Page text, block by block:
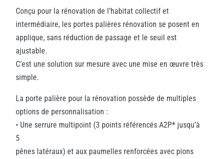
Conçu pour la rénovation de l’habitat collectif et
intermédiaire, les portes palières rénovation se posent en
applique, sans réduction de passage et le seuil est
ajustable.
C’est une solution sur mesure avec une mise en œuvre très
simple.
La porte palière pour la rénovation possède de multiples
options de personnalisation :
• Une serrure multipoint (3 points référencés A2P* jusqu’à
5
pênes latéraux) et aux paumelles renforcées avec pions